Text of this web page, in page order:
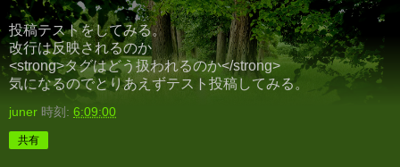
投稿テストをしてみる。
改行は反映されるのか
<strong>タグはどう扱われるのか</strong>
気になるのでとりあえずテスト投稿してみる。
juner 時刻: 6:09:00
共有